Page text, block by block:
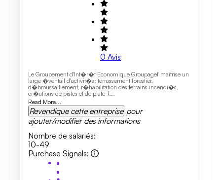
0 Avis
Le Groupement d'Int�r�t Economique Groupagef maitrise un
large �ventail d'activit�s: terrassement forestier,
d�broussaillement, r�habilitation des terrains incendi�s,
cr�ations de pistes et de plate-f...
Read More...
Revendique cette entreprise pour
ajouter/modifier des informations
Nombre de salariés:
10-49
Purchase Signals: